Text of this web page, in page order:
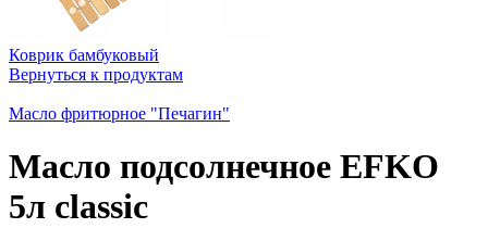
Коврик бамбуковый
Вернуться к продуктам
Масло фритюрное "Печагин"
Масло подсолнечное EFKO
5л classic